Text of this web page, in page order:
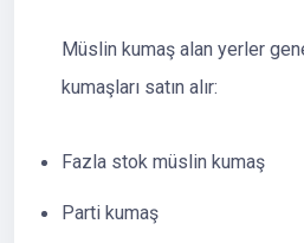
Müslin kumaş alan yerler
kumaşları satın alır:
Fazla stok müslin kumaş
Parti kumaş